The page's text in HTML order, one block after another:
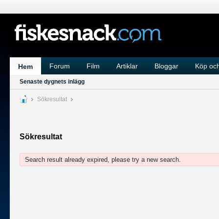
Hem Forum Film Artiklar Bloggar Köp
Senaste dygnets inlägg
Sökresultat
Sökresultat
Search result already expired, please try a new search.